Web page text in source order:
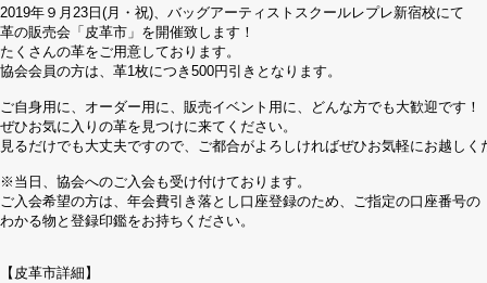
2019年９月23日(月・祝)、バッグアーティストスクールレプレ新宿校にて
革の販売会「皮革市」を開催致します！
たくさんの革をご用意しております。
協会会員の方は、革1枚につき500円引きとなります。
ご自身用に、オーダー用に、販売イベント用に、どんな方でも大歓迎です！
ぜひお気に入りの革を見つけに来てください。
見るだけでも大丈夫ですので、ご都合がよろしければぜひお気軽にお越しく
※当日、協会へのご入会も受け付けております。
ご入会希望の方は、年会費引き落とし口座登録のため、ご指定の口座番号の
わかる物と登録印鑑をお持ちください。
【皮革市詳細】